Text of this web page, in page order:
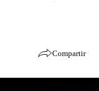
Compartir